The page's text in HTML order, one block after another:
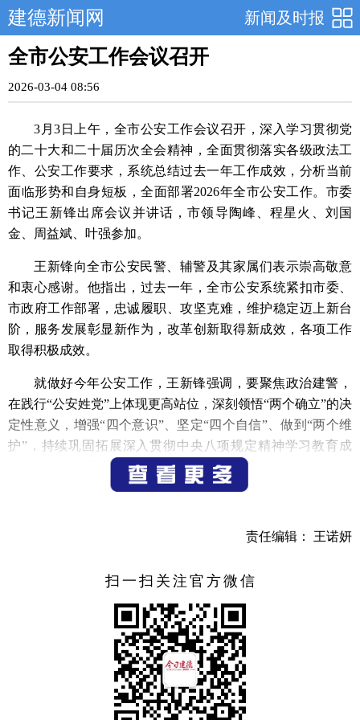
新闻及时报
建德新闻网
全市公安工作会议召开
2026-03-04 08:56
3月3日上午，全市公安工作会议召开，深入学习贯彻党
的二十大和二十届历次全会精神，全面贯彻落实各级政法工
作、公安工作要求，系统总结过去一年工作成效，分析当前
面临形势和自身短板，全面部署2026年全市公安工作。市委
书记王新锋出席会议并讲话，市领导陶峰、程星火、刘国
金、周益斌、叶强参加。
王新锋向全市公安民警、辅警及其家属们表示崇高敬意
和衷心感谢。他指出，过去一年，全市公安系统紧扣市委、
市政府工作部署，忠诚履职、攻坚克难，维护稳定迈上新台
阶，服务发展彰显新作为，改革创新取得新成效，各项工作
取得积极成效。
就做好今年公安工作，王新锋强调，要聚焦政治建警，
在践行“公安姓党”上体现更高站位，深刻领悟“两个确立”的决
定性意义，增强“四个意识”、坚定“四个自信”、做到“两个维
护”，持续巩固拓展深入贯彻中央八项规定精神学习教育成
果，自觉把公安工作放在建德发展的大局中去考量，确保市
委、市政府决策部署在公安机关不折不扣落地生根。要聚焦
位置，全力捍卫政治安全、深化防控体系、突出群众有感，
数”。要聚焦中心大局，护航高质量发展，全力护航项目攻
坚，深化“项目警官制”服务机制，确保项目施工安全有序、
推进顺畅高效；全力优化营商环境，深化“放管服”改革，规
范涉企执法，让企业家在建德安心创业、放心发展；全力保
障物流人流畅通，在交通运输、文旅活动、“土特产富”等关
键领域精准发力、保驾护航；全力守护绿水青山，加强部门
联动，形成生态保护合力。要聚焦队伍建设，锻造公安铁
军，坚持严字当头、能力为重、实干为要、关爱为本，大力
责任编辑： 王诺妍
扫一扫关注官方微信